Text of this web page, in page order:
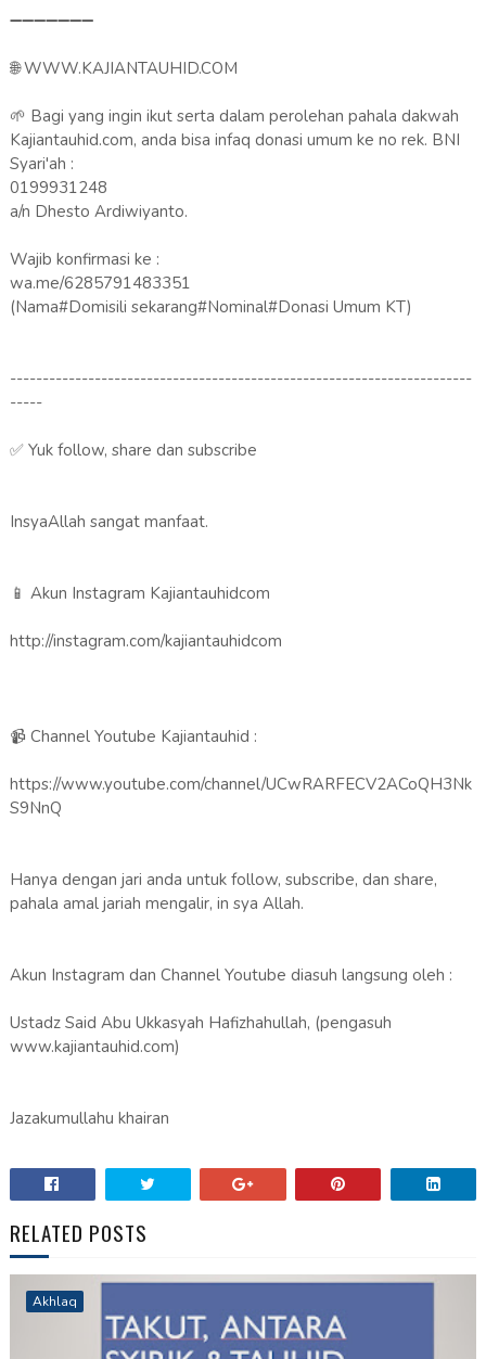
➖➖➖➖➖➖➖
🌐 WWW.KAJIANTAUHID.COM
🌱 Bagi yang ingin ikut serta dalam perolehan pahala dakwah
Kajiantauhid.com, anda bisa infaq donasi umum ke no rek. BNI
Syari'ah :
0199931248
a/n Dhesto Ardiwiyanto.
Wajib konfirmasi ke :
wa.me/6285791483351
(Nama#Domisili sekarang#Nominal#Donasi Umum KT)
-----------------------------------------------------------------------
-----
✅ Yuk follow, share dan subscribe
InsyaAllah sangat manfaat.
📱 Akun Instagram Kajiantauhidcom
http://instagram.com/kajiantauhidcom
📹 Channel Youtube Kajiantauhid :
https://www.youtube.com/channel/UCwRARFECV2ACoQH3Nk
S9NnQ
Hanya dengan jari anda untuk follow, subscribe, dan share,
pahala amal jariah mengalir, in sya Allah.
Akun Instagram dan Channel Youtube diasuh langsung oleh :
Ustadz Said Abu Ukkasyah Hafizhahullah, (pengasuh
www.kajiantauhid.com)
Jazakumullahu khairan
RELATED POSTS
Akhlaq